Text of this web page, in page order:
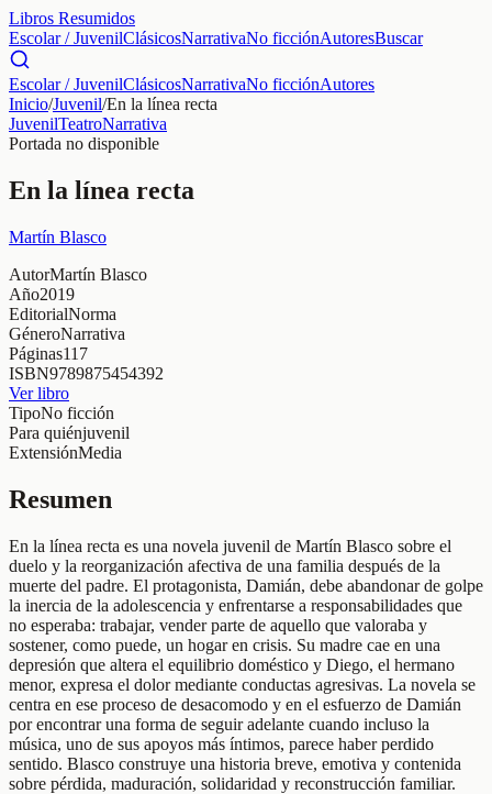
Libros Resumidos
Escolar / JuvenilClásicosNarrativaNo ficciónAutoresBuscar
Escolar / JuvenilClásicosNarrativaNo ficciónAutores
Inicio/Juvenil/En la línea recta
JuvenilTeatroNarrativa
Portada no disponible
En la línea recta
Martín Blasco
AutorMartín Blasco
Año2019
EditorialNorma
GéneroNarrativa
Páginas117
ISBN9789875454392
Ver libro
TipoNo ficción
Para quiénjuvenil
ExtensiónMedia
Resumen
En la línea recta es una novela juvenil de Martín Blasco sobre el
duelo y la reorganización afectiva de una familia después de la
muerte del padre. El protagonista, Damián, debe abandonar de golpe
la inercia de la adolescencia y enfrentarse a responsabilidades que
no esperaba: trabajar, vender parte de aquello que valoraba y
sostener, como puede, un hogar en crisis. Su madre cae en una
depresión que altera el equilibrio doméstico y Diego, el hermano
menor, expresa el dolor mediante conductas agresivas. La novela se
centra en ese proceso de desacomodo y en el esfuerzo de Damián
por encontrar una forma de seguir adelante cuando incluso la
música, uno de sus apoyos más íntimos, parece haber perdido
sentido. Blasco construye una historia breve, emotiva y contenida
sobre pérdida, maduración, solidaridad y reconstrucción familiar.